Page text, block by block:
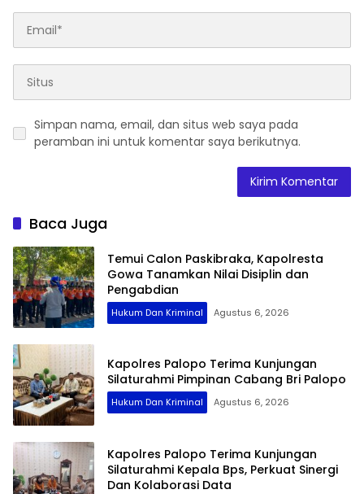
Simpan nama, email, dan situs web saya pada
peramban ini untuk komentar saya berikutnya.
Baca Juga
Temui Calon Paskibraka, Kapolresta
Gowa Tanamkan Nilai Disiplin dan
Pengabdian
Hukum Dan Kriminal Agustus 6, 2026
Kapolres Palopo Terima Kunjungan
Silaturahmi Pimpinan Cabang Bri Palopo
Hukum Dan Kriminal Agustus 6, 2026
Kapolres Palopo Terima Kunjungan
Silaturahmi Kepala Bps, Perkuat Sinergi
Dan Kolaborasi Data